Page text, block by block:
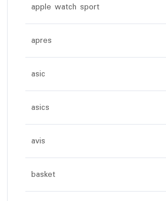
apple watch sport
apres
asic
asics
avis
basket